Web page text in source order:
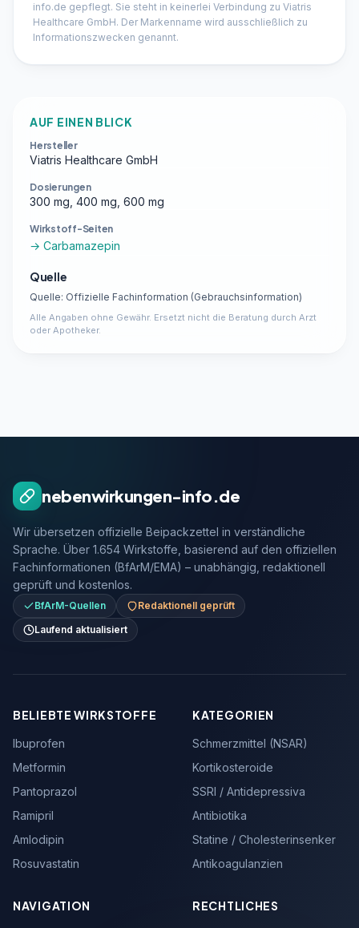
info.de gepflegt. Sie steht in keinerlei Verbindung zu Viatris
Healthcare GmbH. Der Markenname wird ausschließlich zu
Informationszwecken genannt.
AUF EINEN BLICK
Hersteller
Viatris Healthcare GmbH
Dosierungen
300 mg, 400 mg, 600 mg
Wirkstoff-Seiten
→ Carbamazepin
Quelle
Quelle: Offizielle Fachinformation (Gebrauchsinformation)
Alle Angaben ohne Gewähr. Ersetzt nicht die Beratung durch Arzt
oder Apotheker.
nebenwirkungen-info.de
Wir übersetzen offizielle Beipackzettel in verständliche
Sprache. Über 1.654 Wirkstoffe, basierend auf den offiziellen
Fachinformationen (BfArM/EMA) – unabhängig, redaktionell
geprüft und kostenlos.
BfArM-Quellen
Redaktionell geprüft
Laufend aktualisiert
BELIEBTE WIRKSTOFFE
Ibuprofen
Metformin
Pantoprazol
Ramipril
Amlodipin
Rosuvastatin
KATEGORIEN
Schmerzmittel (NSAR)
Kortikosteroide
SSRI / Antidepressiva
Antibiotika
Statine / Cholesterinsenker
Antikoagulanzien
NAVIGATION RECHTLICHES